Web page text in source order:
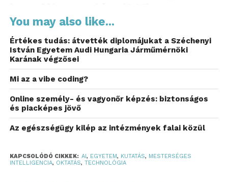
miközben az egyetemen
már több tucat MI-
projekt fut a mérnöki,
egészségügyi, jogi és
társadalomtudományi
területeken.
felsőoktatást és a tudományos életet. Új
You may also like...
Értékes tudás: átvették diplomájukat a Széchenyi
István Egyetem Audi Hungaria Járműmérnöki
Karának végzősei
Mi az a vibe coding?
Online személy- és vagyonőr képzés: biztonságos
és piacképes jövő
Az egészségügy kilép az intézmények falai közül
KAPCSOLÓDÓ CIKKEK: AI, EGYETEM, KUTATÁS, MESTERSÉGES
INTELLIGENCIA, OKTATÁS, TECHNOLÓGIA